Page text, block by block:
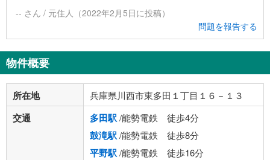
-- さん / 元住人（2022年2月5日に投稿）
問題を報告する
物件概要
所在地 兵庫県川西市東多田１丁目１６－１３
交通 多田駅/能勢電鉄 徒歩4分
鼓滝駅/能勢電鉄 徒歩8分
平野駅/能勢電鉄 徒歩16分